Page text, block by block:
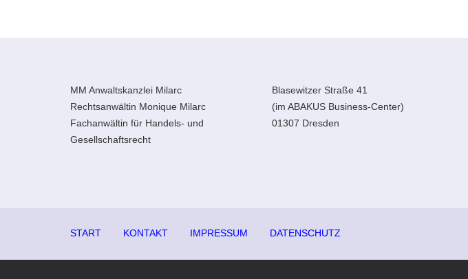
MM Anwaltskanzlei Milarc
Rechtsanwältin Monique Milarc
Fachanwältin für Handels- und
Gesellschaftsrecht
Blasewitzer Straße 41
(im ABAKUS Business-Center)
01307 Dresden
START KONTAKT IMPRESSUM DATENSCHUTZ